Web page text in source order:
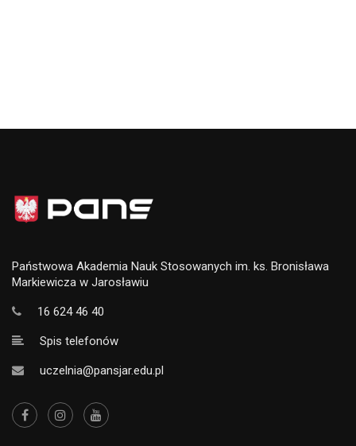
Państwowa Akademia Nauk Stosowanych im. ks. Bronisława
Markiewicza w Jarosławiu
16 624 46 40
Spis telefonów
uczelnia@pansjar.edu.pl